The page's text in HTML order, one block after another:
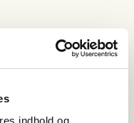
indhold og